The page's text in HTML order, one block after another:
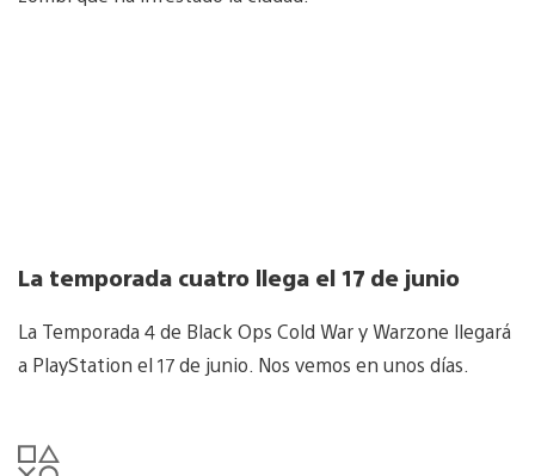
La temporada cuatro llega el 17 de junio
La Temporada 4 de Black Ops Cold War y Warzone llegará
a PlayStation el 17 de junio. Nos vemos en unos días.